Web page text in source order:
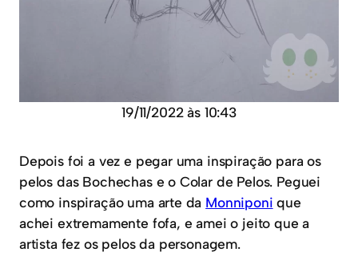
19/11/2022 às 10:43
Depois foi a vez e pegar uma inspiração para os
pelos das Bochechas e o Colar de Pelos. Peguei
como inspiração uma arte da Monniponi que
achei extremamente fofa, e amei o jeito que a
artista fez os pelos da personagem.